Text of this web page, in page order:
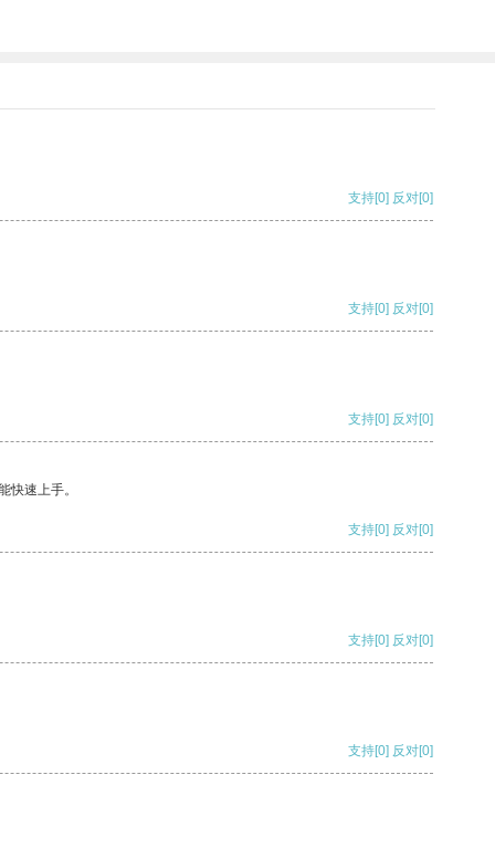
支持[0] 反对[0]
支持[0] 反对[0]
支持[0] 反对[0]
快速上手。
支持[0] 反对[0]
支持[0] 反对[0]
支持[0] 反对[0]